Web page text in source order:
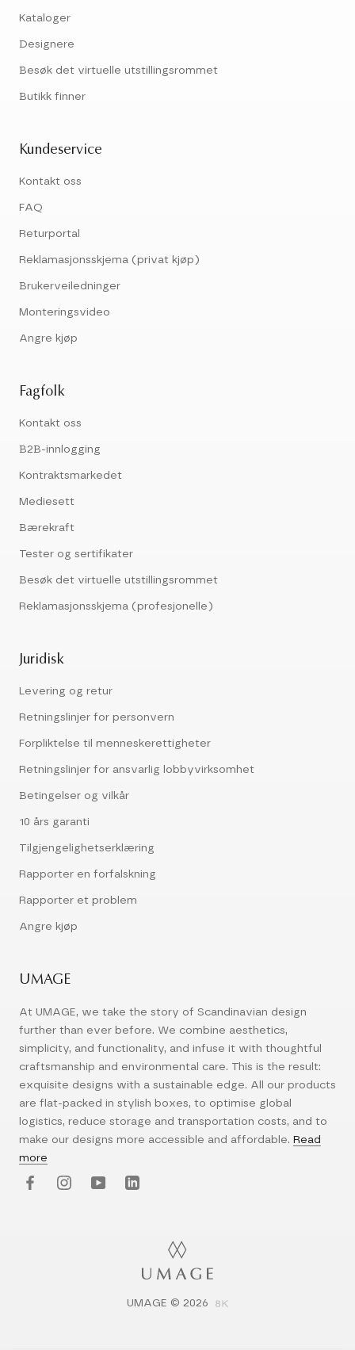
Kataloger
Designere
Besøk det virtuelle utstillingsrommet
Butikk finner
Kundeservice
Kontakt oss
FAQ
Returportal
Reklamasjonsskjema (privat kjøp)
Brukerveiledninger
Monteringsvideo
Angre kjøp
Fagfolk
Kontakt oss
B2B-innlogging
Kontraktsmarkedet
Mediesett
Bærekraft
Tester og sertifikater
Besøk det virtuelle utstillingsrommet
Reklamasjonsskjema (profesjonelle)
Juridisk
Levering og retur
Retningslinjer for personvern
Forpliktelse til menneskerettigheter
Retningslinjer for ansvarlig lobbyvirksomhet
Betingelser og vilkår
10 års garanti
Tilgjengelighetserklæring
Rapporter en forfalskning
Rapporter et problem
Angre kjøp
UMAGE
At UMAGE, we take the story of Scandinavian design
further than ever before. We combine aesthetics,
simplicity, and functionality, and infuse it with thoughtful
craftsmanship and environmental care. This is the result:
exquisite designs with a sustainable edge. All our products
are flat-packed in stylish boxes, to optimise global
logistics, reduce storage and transportation costs, and to
make our designs more accessible and affordable. Read
more
UMAGE © 2026